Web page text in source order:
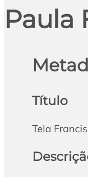
Paula
Título
Tela